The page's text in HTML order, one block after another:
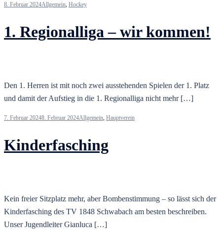
8. Februar 2024Allgemein Hockey
1. Regionalliga – wir kommen!
Den 1. Herren ist mit noch zwei ausstehenden Spielen der 1. Platz
und damit der Aufstieg in die 1. Regionalliga nicht mehr […]
7. Februar 20248. Februar 2024Allgemein Hauptverein
Kinderfasching
Kein freier Sitzplatz mehr, aber Bombenstimmung – so lässt sich der
Kinderfasching des TV 1848 Schwabach am besten beschreiben.
Unser Jugendleiter Gianluca […]